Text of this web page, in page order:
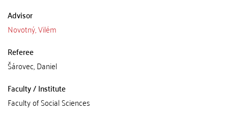
Advisor
Novotný, Vilém
Referee
Šárovec, Daniel
Faculty / Institute
Faculty of Social Sciences